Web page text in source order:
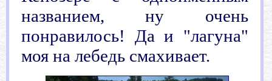
названием, ну очень
понравилось! Да и "лагуна"
моя на лебедь смахивает.